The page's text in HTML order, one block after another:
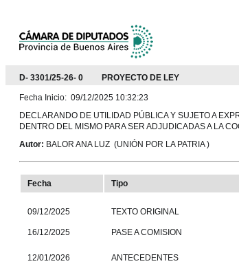
D- 3301/25-26- 0 PROYECTO DE LEY
Fecha Inicio: 09/12/2025 10:32:23
DECLARANDO DE UTILIDAD PÚBLICA Y SUJETO A
DENTRO DEL MISMO PARA SER ADJUDICADAS A LA
Autor: BALOR ANA LUZ (UNIÓN POR LA PATRIA )
Fecha Tipo
09/12/2025 TEXTO ORIGINAL
16/12/2025 PASE A COMISION
12/01/2026 ANTECEDENTES